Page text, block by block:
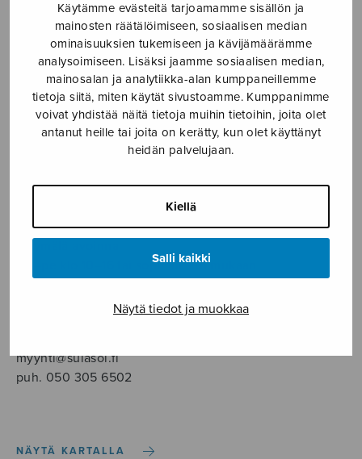
Käytämme evästeitä tarjoamamme sisällön ja
mainosten räätälöimiseen, sosiaalisen median
ominaisuuksien tukemiseen ja kävijämäärämme
analysoimiseen. Lisäksi jaamme sosiaalisen median,
mainosalan ja analytiikka-alan kumppaneillemme
tietoja siitä, miten käytät sivustoamme. Kumppanimme
voivat yhdistää näitä tietoja muihin tietoihin, joita olet
antanut heille tai joita on kerätty, kun olet käyttänyt
heidän palvelujaan.
Kiellä
Salli kaikki
Näytä tiedot ja muokkaa
SOITINKOULUT JA OPPAAT
SOITINMUSIIKKI
YKSINLAULU
Sulasol nuottikauppa
ma–pe klo 10–16 tai sopimuksen mukaan
Tallberginkatu 1 B, 1,5 krs.
myynti@sulasol.fi
puh. 050 305 6502
NÄYTÄ KARTALLA